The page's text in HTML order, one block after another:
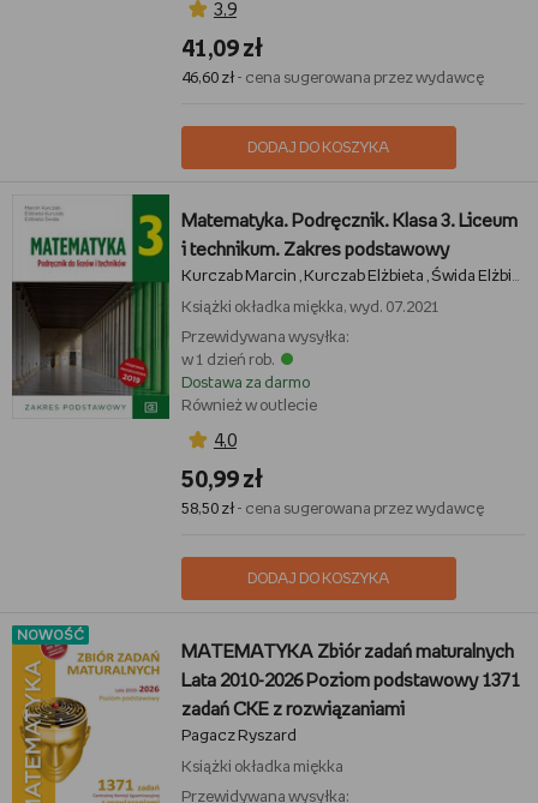
3,9
41,09 zł
46,60 zł- cena sugerowana przez wydawcę
DODAJ DO KOSZYKA
Matematyka. Podręcznik. Klasa 3. Liceum
i technikum. Zakres podstawowy
Kurczab Marcin Kurczab Elżbieta Świda Elżbieta
Książki okładka miękka, wyd. 07.2021
Przewidywana wysyłka:
w 1 dzień rob.
Dostawa za darmo
Również w outlecie
4,0
50,99 zł
58,50 zł- cena sugerowana przez wydawcę
DODAJ DO KOSZYKA
NOWOŚĆ
MATEMATYKA Zbiór zadań maturalnych
Lata 2010-2026 Poziom podstawowy 1371
zadań CKE z rozwiązaniami
Pagacz Ryszard
Książki okładka miękka
Przewidywana wysyłka: